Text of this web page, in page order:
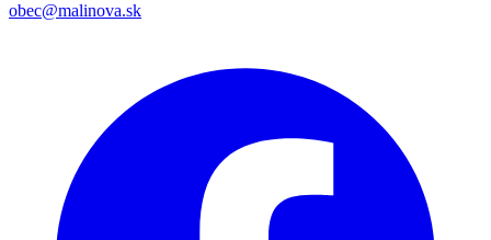
obec@malinova.sk